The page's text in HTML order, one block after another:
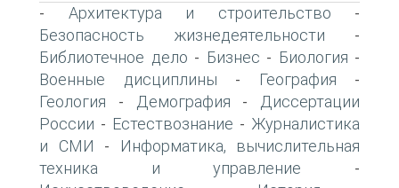
- Архитектура и строительство -
Безопасность жизнедеятельности -
Библиотечное дело - Бизнес - Биология -
Военные дисциплины - География -
Геология - Демография -
Диссертации
России - Естествознание - Журналистика
и СМИ -
Информатика, вычислительная
техника и управление -